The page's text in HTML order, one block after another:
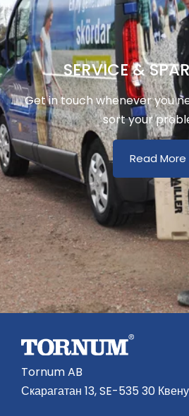
SERVICE &
Get in touch whenever you
sort your
Read More
Tornum AB
Скарагатан 13, SE-535 30